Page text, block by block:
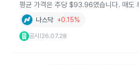
평균 가격은 주당 $93.96였습니다. 매도
나스닥 +0.15%
공시 26.07.28